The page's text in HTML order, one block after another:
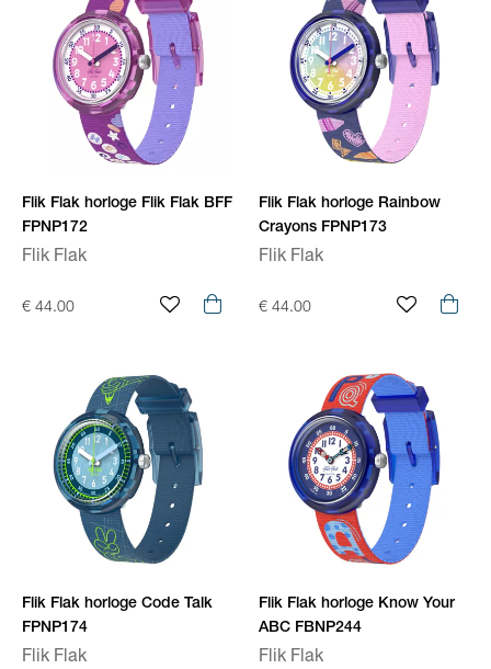
Flik Flak horloge Flik Flak BFF
FPNP172
Flik Flak
€ 44.00
Flik Flak horloge Rainbow
Crayons FPNP173
Flik Flak
€ 44.00
Flik Flak horloge Code Talk
FPNP174
Flik Flak
Flik Flak horloge Know Your
ABC FBNP244
Flik Flak